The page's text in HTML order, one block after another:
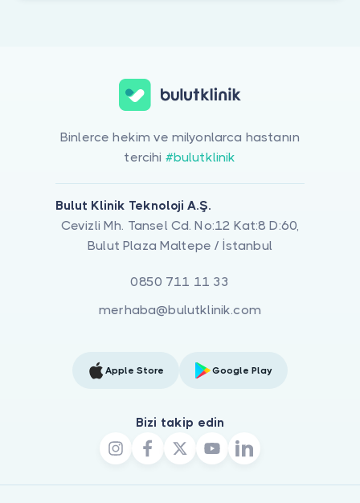
Binlerce hekim ve milyonlarca hastanın
tercihi #bulutklinik
Bulut Klinik Teknoloji A.Ş.
Cevizli Mh. Tansel Cd. No:12 Kat:8 D:60,
Bulut Plaza Maltepe / İstanbul
0850 711 11 33
merhaba@bulutklinik.com
Apple Store Google Play
Bizi takip edin